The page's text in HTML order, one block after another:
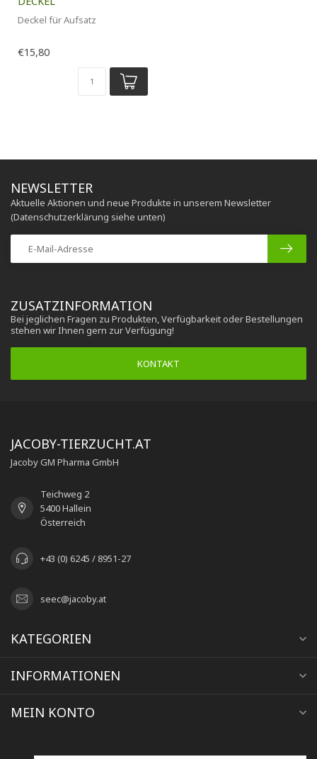
Deckel für Aufsatz
€15,80
ZUSATZINFORMATION
Bei jeglichen Fragen zu Produkten, Verfügbarkeit oder Bestellungen
stehen wir Ihnen gern zur Verfügung!
KONTAKT
NEWSLETTER
Aktuelle Aktionen und neue Produkte in unserem Newsletter
(Datenschutzerklärung siehe unten)
JACOBY-TIERZUCHT.AT
Jacoby GM Pharma GmbH
Teichweg 2
5400 Hallein
Österreich
+43 (0) 6245 / 8951-27
seec@jacoby.at
KATEGORIEN
INFORMATIONEN
MEIN KONTO